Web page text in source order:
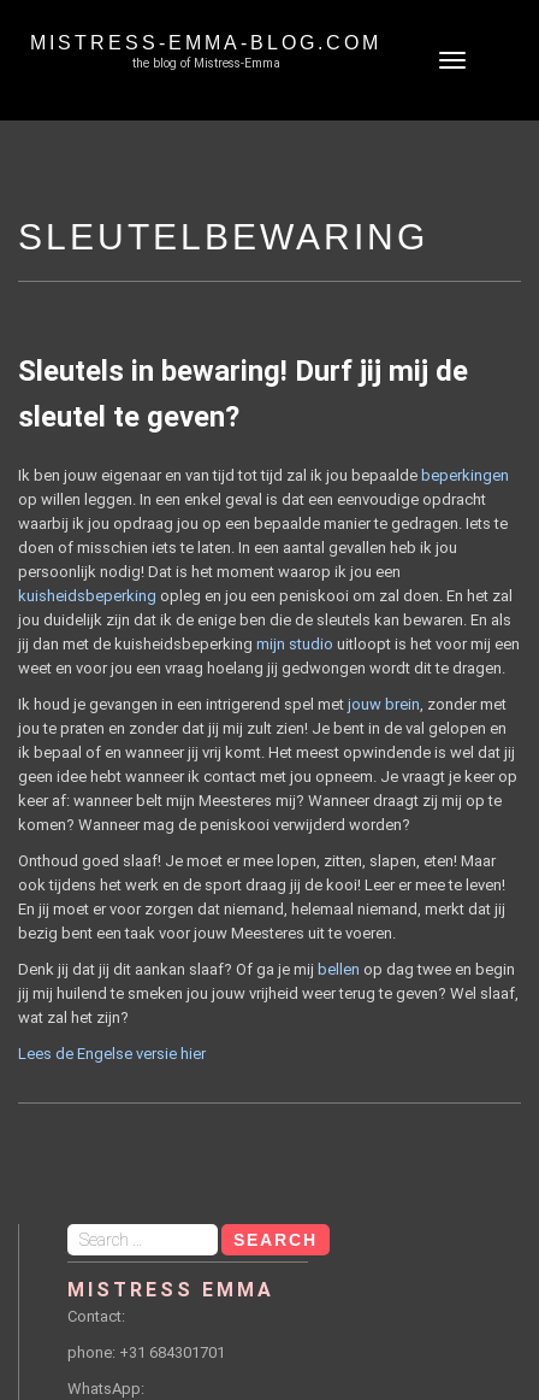
Toggle
MISTRESS-EMMA-BLOG.COM
the blog of Mistress-Emma
SLEUTELBEWARING
Sleutels in bewaring! Durf jij mij de
sleutel te geven?
Ik ben jouw eigenaar en van tijd tot tijd zal ik jou bepaalde beperkingen
op willen leggen. In een enkel geval is dat een eenvoudige opdracht
waarbij ik jou opdraag jou op een bepaalde manier te gedragen. Iets te
doen of misschien iets te laten. In een aantal gevallen heb ik jou
persoonlijk nodig! Dat is het moment waarop ik jou een
kuisheidsbeperking opleg en jou een peniskooi om zal doen. En het zal
jou duidelijk zijn dat ik de enige ben die de sleutels kan bewaren. En als
jij dan met de kuisheidsbeperking mijn studio uitloopt is het voor mij een
weet en voor jou een vraag hoelang jij gedwongen wordt dit te dragen.
Ik houd je gevangen in een intrigerend spel met jouw brein, zonder met
jou te praten en zonder dat jij mij zult zien! Je bent in de val gelopen en
ik bepaal of en wanneer jij vrij komt. Het meest opwindende is wel dat jij
geen idee hebt wanneer ik contact met jou opneem. Je vraagt je keer op
keer af: wanneer belt mijn Meesteres mij? Wanneer draagt zij mij op te
komen? Wanneer mag de peniskooi verwijderd worden?
Onthoud goed slaaf! Je moet er mee lopen, zitten, slapen, eten! Maar
ook tijdens het werk en de sport draag jij de kooi! Leer er mee te leven!
En jij moet er voor zorgen dat niemand, helemaal niemand, merkt dat jij
bezig bent een taak voor jouw Meesteres uit te voeren.
Denk jij dat jij dit aankan slaaf? Of ga je mij bellen op dag twee en begin
jij mij huilend te smeken jou jouw vrijheid weer terug te geven? Wel slaaf,
wat zal het zijn?
Lees de Engelse versie hier
Search
for:
MISTRESS EMMA
Contact:
phone: +31 684301701
WhatsApp: